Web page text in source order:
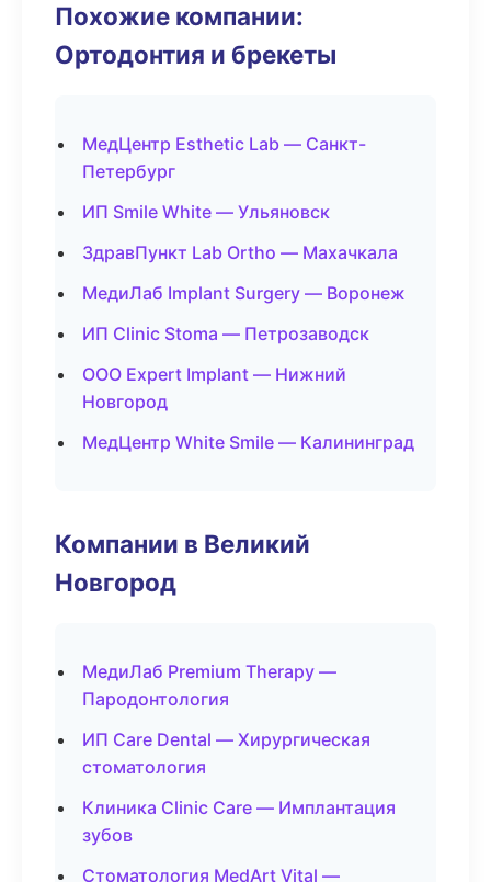
Похожие компании:
Ортодонтия и брекеты
МедЦентр Esthetic Lab — Санкт-
Петербург
ИП Smile White — Ульяновск
ЗдравПункт Lab Ortho — Махачкала
МедиЛаб Implant Surgery — Воронеж
ИП Clinic Stoma — Петрозаводск
ООО Expert Implant — Нижний
Новгород
МедЦентр White Smile — Калининград
Компании в Великий
Новгород
МедиЛаб Premium Therapy —
Пародонтология
ИП Care Dental — Хирургическая
стоматология
Клиника Clinic Care — Имплантация
зубов
Стоматология MedArt Vital —